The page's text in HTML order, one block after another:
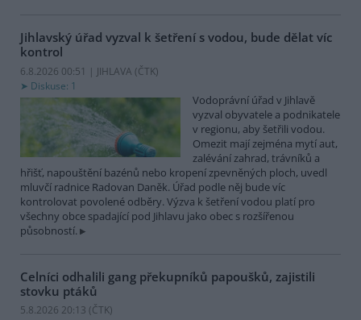
Jihlavský úřad vyzval k šetření s vodou, bude dělat víc
kontrol
6.8.2026 00:51 | JIHLAVA (ČTK)
Diskuse: 1
Vodoprávní úřad v Jihlavě
vyzval obyvatele a podnikatele
v regionu, aby šetřili vodou.
Omezit mají zejména mytí aut,
zalévání zahrad, trávníků a
hřišť, napouštění bazénů nebo kropení zpevněných ploch, uvedl
mluvčí radnice Radovan Daněk. Úřad podle něj bude víc
kontrolovat povolené odběry. Výzva k šetření vodou platí pro
všechny obce spadající pod Jihlavu jako obec s rozšířenou
působností.
Celníci odhalili gang překupníků papoušků, zajistili
stovku ptáků
5.8.2026 20:13 (ČTK)